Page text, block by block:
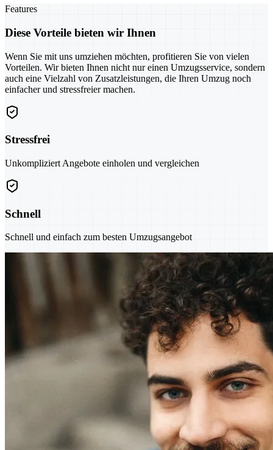
Features
Diese Vorteile bieten wir Ihnen
Wenn Sie mit uns umziehen möchten, profitieren Sie von vielen
Vorteilen. Wir bieten Ihnen nicht nur einen Umzugsservice, sondern
auch eine Vielzahl von Zusatzleistungen, die Ihren Umzug noch
einfacher und stressfreier machen.
Stressfrei
Unkompliziert Angebote einholen und vergleichen
Schnell
Schnell und einfach zum besten Umzugsangebot